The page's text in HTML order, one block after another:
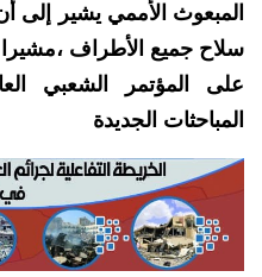
المبعوث الأممي يشير إلى
سلاح جميع الأطراف
على المؤتمر الشعبي
المباحثات الجديدة